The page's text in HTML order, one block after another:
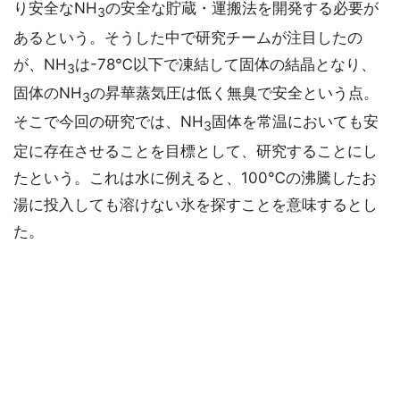
り安全なNH3の安全な貯蔵・運搬法を開発する必要が
あるという。そうした中で研究チームが注目したの
が、NH3は-78℃以下で凍結して固体の結晶となり、
固体のNH3の昇華蒸気圧は低く無臭で安全という点。
そこで今回の研究では、NH3固体を常温においても安
定に存在させることを目標として、研究することにし
たという。これは水に例えると、100℃の沸騰したお
湯に投入しても溶けない氷を探すことを意味するとし
た。